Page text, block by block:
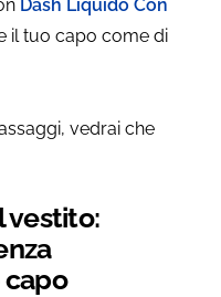
Dash Liquido Con
il tuo capo come di
vedrai che
vestito: